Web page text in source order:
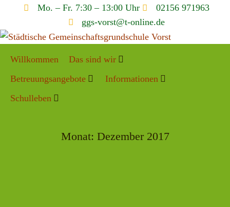
Mo. – Fr. 7:30 – 13:00 Uhr
02156 971963
ggs-vorst@t-online.de
Willkommen
Das sind wir
Betreuungsangebote
Informationen
Schulleben
Monat: Dezember 2017